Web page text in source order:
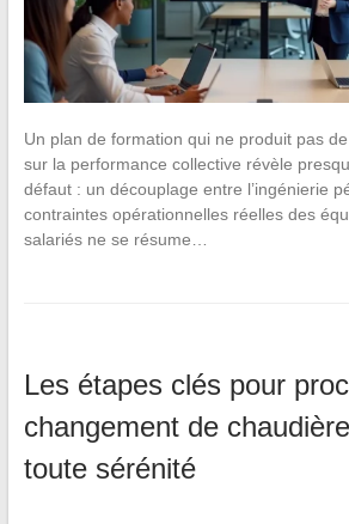
Un plan de formation qui ne produit pas
sur la performance collective révèle
défaut : un découplage entre l’ingénierie
contraintes opérationnelles réelles des
salariés ne se résume…
Les étapes clés pour
changement de
toute sérénité